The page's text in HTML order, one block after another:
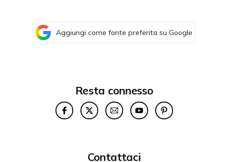
Aggiungi come fonte preferita su Google
Resta connesso
Contattaci